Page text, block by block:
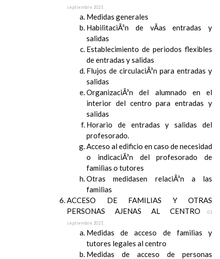
septiembre 2021
Medidas generales
HabilitaciÃ³n de vÃ­as entradas y
salidas
Establecimiento de periodos flexibles
de entradas y salidas
Flujos de circulaciÃ³n para entradas y
salidas
OrganizaciÃ³n del alumnado en el
interior del centro para entradas y
salidas
Horario de entradas y salidas del
profesorado.
Acceso al edificio en caso de necesidad
o indicaciÃ³n del profesorado de
familias o tutores
Otras medidasen relaciÃ³n a las
familias
ACCESO DE FAMILIAS Y OTRAS
PERSONAS AJENAS AL CENTRO
01
septiembre 2021
Medidas de acceso de familias y
tutores legales al centro
Medidas de acceso de personas